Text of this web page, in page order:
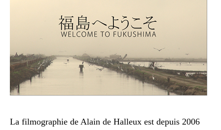
La filmographie de Alain de Halleux est depuis 2006